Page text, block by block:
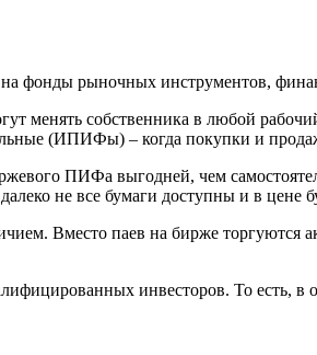
фонды рыночных инструментов,
собственника в любой
(ИПИФы) – когда покупки и
ПИФа выгодней, чем
не все бумаги доступны и в цене
Вместо паев на бирже
инвесторов. То есть, в